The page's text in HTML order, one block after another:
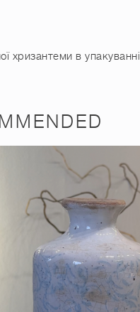
хризантеми в упакуванні